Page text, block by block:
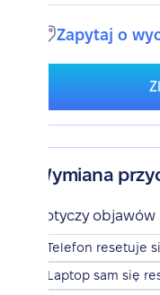
Zapytaj o
Wymiana
Dotyczy objawów
Telefon resetuje
Laptop sam się